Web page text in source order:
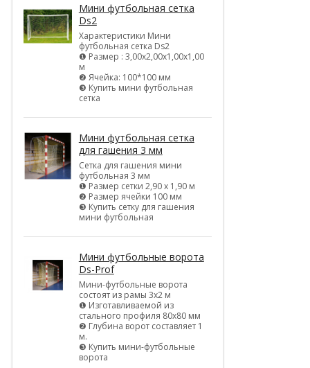
Мини футбольная сетка
Ds2
Характеристики Мини
футбольная сетка Ds2
❶ Размер : 3,00х2,00х1,00х1,00
м
❷ Ячейка: 100*100 мм
❸ Купить мини футбольная
сетка
Мини футбольная сетка
для гашения 3 мм
Сетка для гашения мини
футбольная 3 мм
❶ Размер сетки 2,90 х 1,90 м
❷ Размер ячейки 100 мм
❸ Купить сетку для гашения
мини футбольная
Мини футбольные ворота
Ds-Prof
Мини-футбольные ворота
состоят из рамы 3х2 м
❶ Изготавливаемой из
стального профиля 80х80 мм
❷ Глубина ворот составляет 1
м.
❸ Купить мини-футбольные
ворота